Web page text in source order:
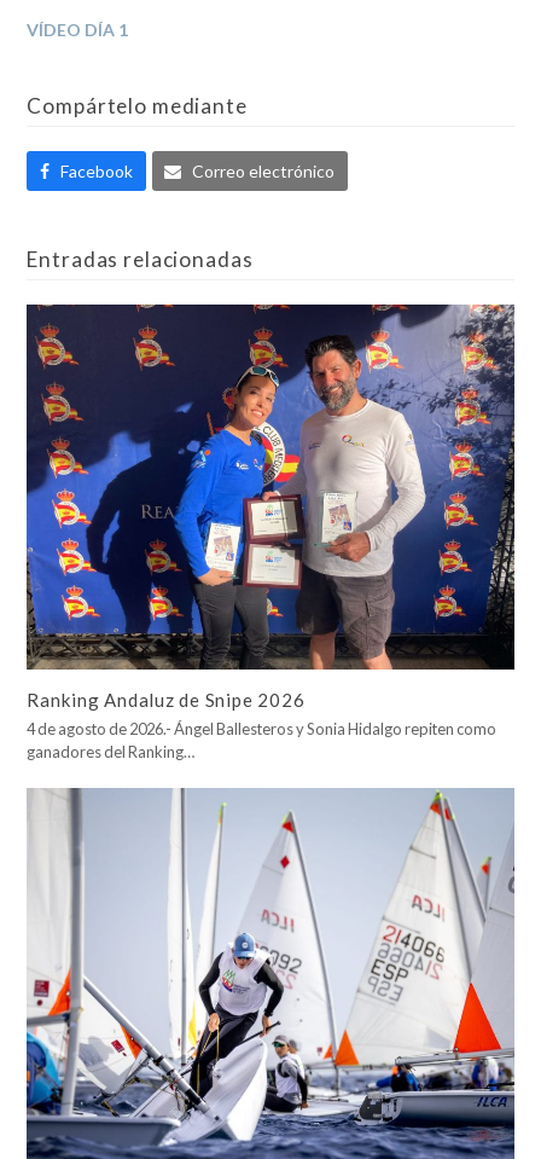
VÍDEO DÍA 1
Compártelo mediante
Facebook Correo electrónico
Entradas relacionadas
Ranking Andaluz de Snipe 2026
4 de agosto de 2026.- Ángel Ballesteros y Sonia Hidalgo repiten como
ganadores del Ranking…